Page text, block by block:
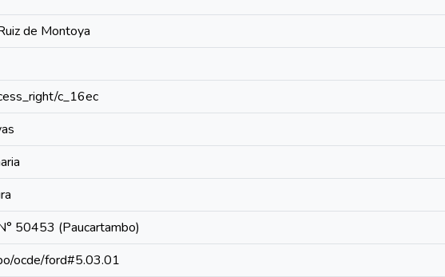
de Montoya
c_16ec
50453 (Paucartambo)
ocde/ford#5.03.01